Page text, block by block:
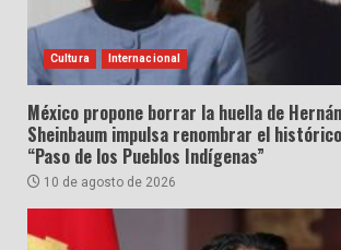
Cultura Internacional
México propone borrar la huella de
Sheinbaum impulsa renombrar el
“Paso de los Pueblos Indígenas”
10 de agosto de 2026